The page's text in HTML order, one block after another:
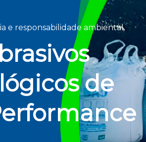
e responsabilidade ambiental.
de